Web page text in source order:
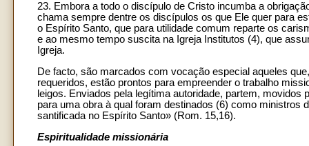
23. Embora a todo o discípulo de Cristo incumba a
chama sempre dentre os discípulos os que Ele quer para
o Espírito Santo, que para utilidade comum reparte os
e ao mesmo tempo suscita na Igreja Institutos (4), que
Igreja.
De facto, são marcados com vocação especial aqueles
requeridos, estão prontos para empreender o trabalho
leigos. Enviados pela legítima autoridade, partem,
para uma obra à qual foram destinados (6) como ministros
santificada no Espírito Santo» (Rom. 15,16).
Espiritualidade missionária